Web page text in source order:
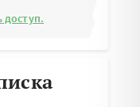
доступ.